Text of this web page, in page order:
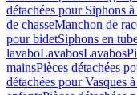
détachées pour Siphons
de chasseManchon de
pour bidetSiphons en
lavaboLavabosLavabos
mainsPièces détachées
détachées pour Vasques